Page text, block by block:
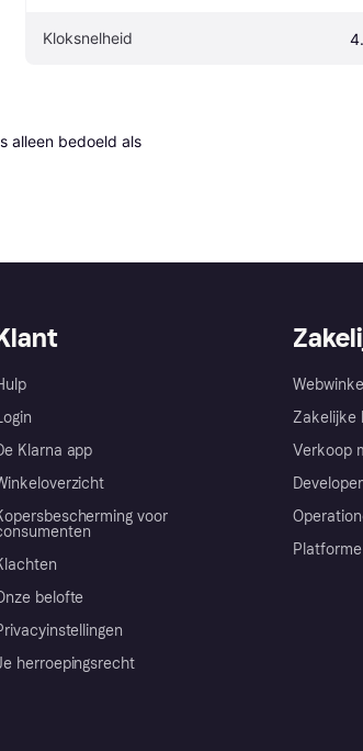
Kloksnelheid
alleen bedoeld als
Klarna app
voor
belofte
herroepingsrecht
Zakelijke
Verkoop